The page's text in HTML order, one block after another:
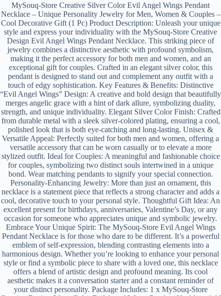
MySouq-Store Creative Silver Color Evil Angel Wings Pendant
Necklace – Unique Personality Jewelry for Men, Women & Couples –
Cool Decorative Gift (1 Pc) Product Description: Unleash your unique
style and express your individuality with the MySouq-Store Creative
Design Evil Angel Wings Pendant Necklace. This striking piece of
jewelry combines a distinctive aesthetic with profound symbolism,
making it the perfect accessory for both men and women, and an
exceptional gift for couples. Crafted in an elegant silver color, this
pendant is designed to stand out and complement any outfit with a
touch of edgy sophistication. Key Features & Benefits: Distinctive
“Evil Angel Wings” Design: A creative and bold design that beautifully
merges angelic grace with a hint of dark allure, symbolizing duality,
strength, and unique individuality. Elegant Silver Color Finish: Crafted
from durable metal with a sleek silver-colored plating, ensuring a cool,
polished look that is both eye-catching and long-lasting. Unisex &
Versatile Appeal: Perfectly suited for both men and women, offering a
versatile accessory that can be worn casually or to elevate a more
stylized outfit. Ideal for Couples: A meaningful and fashionable choice
for couples, symbolizing two distinct souls intertwined in a unique
bond. Wear matching pendants to signify your special connection.
Personality-Enhancing Jewelry: More than just an ornament, this
necklace is a statement piece that reflects a strong character and adds a
cool, decorative touch to your personal style. Thoughtful Gift Idea: An
excellent present for birthdays, anniversaries, Valentine’s Day, or any
occasion for someone who appreciates unique and symbolic jewelry.
Embrace Your Unique Spirit: The MySouq-Store Evil Angel Wings
Pendant Necklace is for those who dare to be different. It’s a powerful
emblem of self-expression, blending contrasting elements into a
harmonious design. Whether you’re looking to enhance your personal
style or find a symbolic piece to share with a loved one, this necklace
offers a blend of artistic design and profound meaning. Its cool
aesthetic makes it a conversation starter and a constant reminder of
your distinct personality. Package Includes: 1 x MySouq-Store